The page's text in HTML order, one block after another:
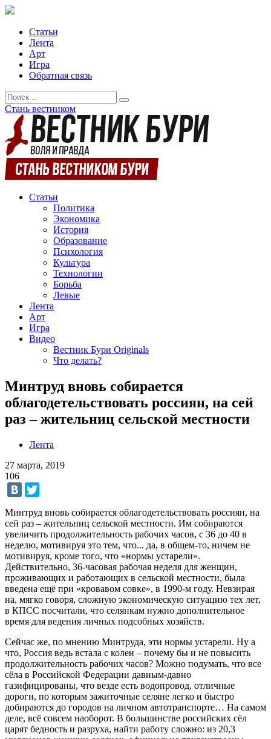
Статьи
Лента
Арт
Игра
Обратная связь
Стань вестником
Статьи
Политика
Экономика
История
Образование
Психология
Культура
Технологии
Борьба
Левые
Лента
Арт
Игра
Видео
Вестник Бури Originals
Что делать?
Минтруд вновь собирается
облагодетельствовать россиян, на сей
раз – жительниц сельской местности
Лента
27 марта, 2019
106
Минтруд вновь собирается облагодетельствовать россиян, на
сей раз – жительниц сельской местности. Им собираются
увеличить продолжительность рабочих часов, с 36 до 40 в
неделю, мотивируя это тем, что... да, в общем-то, ничем не
мотивируя, кроме того, что «нормы устарели».
Действительно, 36-часовая рабочая неделя для женщин,
проживающих и работающих в сельской местности, была
введена ещё при «кровавом совке», в 1990-м году. Невзирая
на, мягко говоря, сложную экономическую ситуацию тех лет,
в КПСС посчитали, что селянкам нужно дополнительное
время для ведения личных подсобных хозяйств.
Сейчас же, по мнению Минтруда, эти нормы устарели. Ну а
что, Россия ведь встала с колен – почему бы и не повысить
продолжительность рабочих часов? Можно подумать, что все
сёла в Российской Федерации давным-давно
газифицированы, что везде есть водопровод, отличные
дороги, по которым зажиточные селяне легко и быстро
добираются до городов на личном автотранспорте… На самом
деле, всё совсем наоборот. В большинстве российских сёл
царят бедность и разруха, найти работу сложно: из 20,3